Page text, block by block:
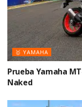
🥇 YAMAHA
Prueba Yamaha
Naked